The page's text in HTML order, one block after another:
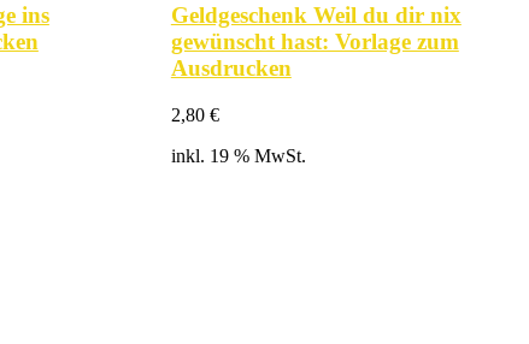
ins
Geldgeschenk Weil du dir nix
gewünscht hast: Vorlage zum
Ausdrucken
2,80 €
inkl. 19 % MwSt.